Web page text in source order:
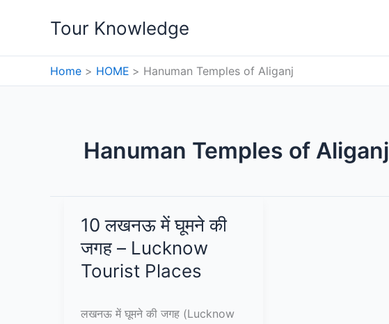
Tour Knowledge
Home HOME Hanuman Temples of Aliganj
Hanuman Temples of Aliganj
10 लखनऊ में घूमने की
जगह – Lucknow
Tourist Places
लखनऊ में घूमने की जगह (Lucknow